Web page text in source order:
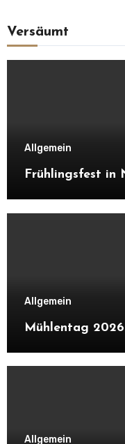
Versäumt
Allgemein
Frühlingsfest in
Allgemein
Mühlentag 2026
Allgemein